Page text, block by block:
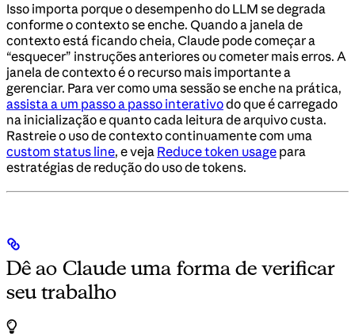
Isso importa porque o desempenho do LLM se degrada
conforme o contexto se enche. Quando a janela de
contexto está ficando cheia, Claude pode começar a
“esquecer” instruções anteriores ou cometer mais erros. A
janela de contexto é o recurso mais importante a
gerenciar. Para ver como uma sessão se enche na prática,
assista a um passo a passo interativodo que é carregado
na inicialização e quanto cada leitura de arquivo custa.
Rastreie o uso de contexto continuamente com uma
custom status line, e veja Reduce token usage para
estratégias de redução do uso de tokens.
Dê ao Claude uma forma de verificar
seu trabalho